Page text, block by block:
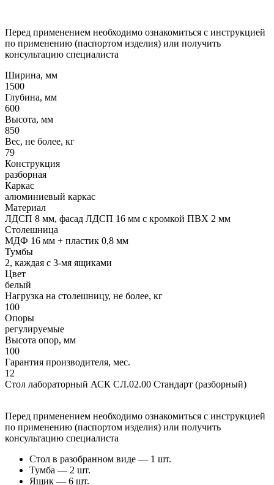
Перед применением необходимо ознакомиться с инструкцией
по применению (паспортом изделия) или получить
консультацию специалиста
Ширина, мм
1500
Глубина, мм
600
Высота, мм
850
Вес, не более, кг
79
Конструкция
разборная
Каркас
алюминиевый каркас
Материал
ЛДСП 8 мм, фасад ЛДСП 16 мм с кромкой ПВХ 2 мм
Столешница
МДФ 16 мм + пластик 0,8 мм
Тумбы
2, каждая с 3-мя ящиками
Цвет
белый
Нагрузка на столешницу, не более, кг
100
Опоры
регулируемые
Высота опор, мм
100
Гарантия производителя, мес.
12
Стол лабораторный АСК СЛ.02.00 Стандарт (разборный)
Перед применением необходимо ознакомиться с инструкцией
по применению (паспортом изделия) или получить
консультацию специалиста
Стол в разобранном виде — 1 шт.
Тумба — 2 шт.
Ящик — 6 шт.